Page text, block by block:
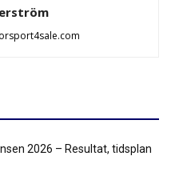
2026 – Resultat, tidsplan